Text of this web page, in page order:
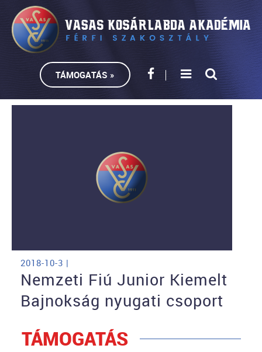
TÁMOGATÁS »
2018-10-3 |
Nemzeti Fiú Junior Kiemelt
Bajnokság nyugati csoport
TÁMOGATÁS